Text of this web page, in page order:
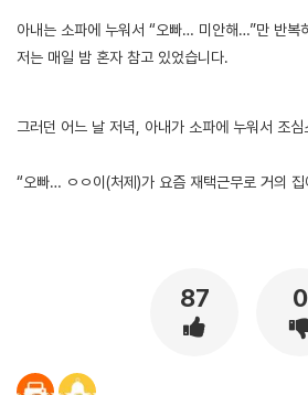
아내는 소파에 누워서 “오빠… 미안해…”만 반복
저는 매일 밤 혼자 참고 있었습니다.
그러던 어느 날 저녁, 아내가 소파에 누워서 조
“오빠… ㅇㅇ이(처제)가 요즘 재택근무로 거의
87 0